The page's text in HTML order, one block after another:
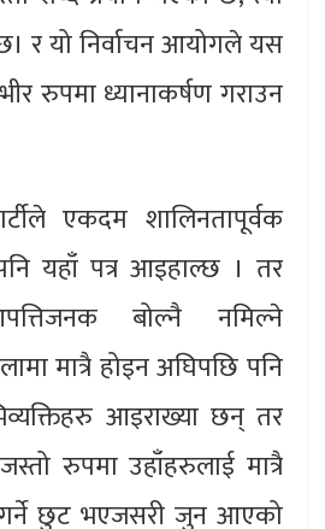
र यो निर्वाचन आयोगले यस
रुपमा ध्यानाकर्षण गराउन
एकदम शालिनतापूर्वक
यहाँ पत्र आइहाल्छ । तर
बोल्नै नमिल्ने
मात्रै होइन अघिपछि पनि
आइराख्या छन् तर
रुपमा उहाँहरुलाई मात्रै
छुट भएजसरी जुन आएको